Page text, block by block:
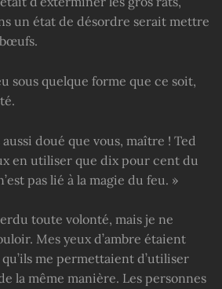
un état de désordre serait mettre
sous quelque forme que ce soit,
doué que vous, maître ! Ted
en utiliser que dix pour cent du
pas lié à la magie du feu. »
toute volonté, mais je ne
Mes yeux d’ambre étaient
me permettaient d’utiliser
la même manière. Les personnes